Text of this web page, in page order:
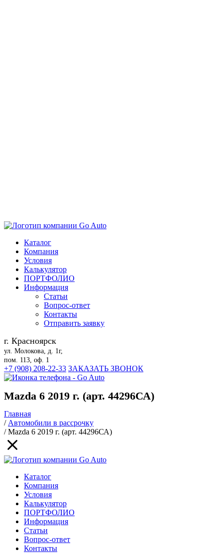
Каталог
Компания
Условия
Калькулятор
ПОРТФОЛИО
Информация
Статьи
Вопрос-ответ
Контакты
Отправить заявку
г. Красноярск
ул. Молокова, д. 1г,
пом. 113, оф. 1
+7 (908) 208-22-33 ЗАКАЗАТЬ ЗВОНОК
Mazda 6 2019 г. (арт. 44296СА)
Главная
/Автомобили в рассрочку
/Mazda 6 2019 г. (арт. 44296СА)
Каталог
Компания
Условия
Калькулятор
ПОРТФОЛИО
Информация
Статьи
Вопрос-ответ
Контакты